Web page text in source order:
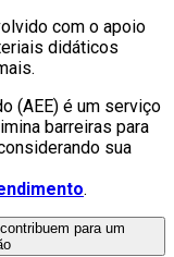
com o apoio
didáticos
(AEE) é um serviço
barreiras para
sua
.
para um